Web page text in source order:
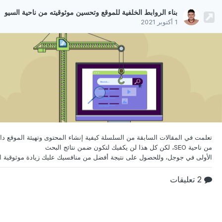
بناء الروابط الخلفية للموقع وتحسين موثوقيته من ناحية السيو
1 أكتوبر 2021
تعلمت في المقالات السابقة من السلسلة كيفية إنشاء المحتوى وتهيئة الموقع
من ناحية SEO، لكن كل هذا لن يكفيك لتكون ضمن نتائج البحث